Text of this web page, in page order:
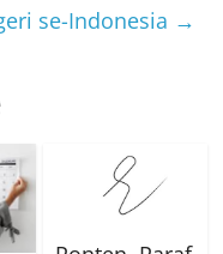
se-Indonesia →